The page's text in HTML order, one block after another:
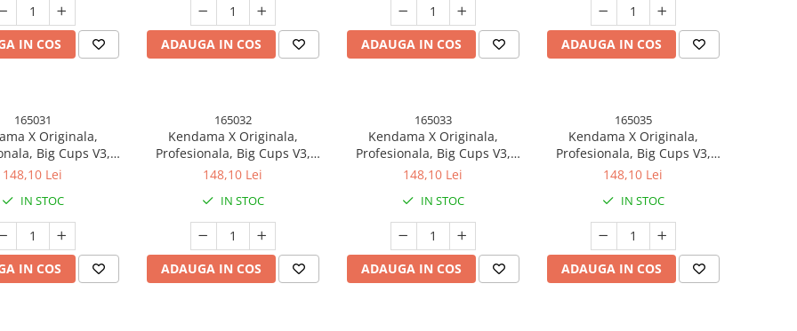
IN COS ADAUGA IN COS ADAUGA IN COS ADAUGA IN COS
165031
X Originala,
Big Cups V3,
Grip model 22
148,10 Lei
IN STOC
IN COS
165032
Kendama X Originala,
Profesionala, Big Cups V3,
Rubber Grip model 23
148,10 Lei
IN STOC
ADAUGA IN COS
165033
Kendama X Originala,
Profesionala, Big Cups V3,
Rubber Grip model 24
148,10 Lei
IN STOC
ADAUGA IN COS
165035
Kendama X Originala,
Profesionala, Big Cups V3,
Rubber Grip model 26
148,10 Lei
IN STOC
ADAUGA IN COS